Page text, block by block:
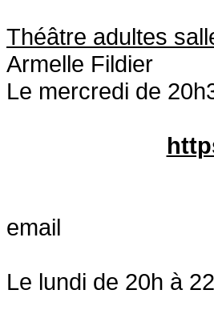
Théâtre adultes
Armelle Fildier
Le mercredi de
email
Le lundi de 20h à